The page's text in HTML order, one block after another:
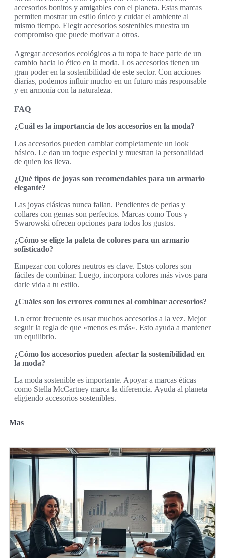
accesorios bonitos y amigables con el planeta. Estas marcas
permiten mostrar un estilo único y cuidar el ambiente al
mismo tiempo. Elegir accesorios sostenibles muestra un
compromiso que puede motivar a otros.
Agregar accesorios ecológicos a tu ropa te hace parte de un
cambio hacia lo ético en la moda. Los accesorios tienen un
gran poder en la sostenibilidad de este sector. Con acciones
diarias, podemos influir mucho en un futuro más responsable
y en armonía con la naturaleza.
FAQ
¿Cuál es la importancia de los accesorios en la moda?
Los accesorios pueden cambiar completamente un look
básico. Le dan un toque especial y muestran la personalidad
de quien los lleva.
¿Qué tipos de joyas son recomendables para un armario
elegante?
Las joyas clásicas nunca fallan. Pendientes de perlas y
collares con gemas son perfectos. Marcas como Tous y
Swarowski ofrecen opciones para todos los gustos.
¿Cómo se elige la paleta de colores para un armario
sofisticado?
Empezar con colores neutros es clave. Estos colores son
fáciles de combinar. Luego, incorpora colores más vivos para
darle vida a tu estilo.
¿Cuáles son los errores comunes al combinar accesorios?
Un error frecuente es usar muchos accesorios a la vez. Mejor
seguir la regla de que «menos es más». Esto ayuda a mantener
un equilibrio.
¿Cómo los accesorios pueden afectar la sostenibilidad en
la moda?
La moda sostenible es importante. Apoyar a marcas éticas
como Stella McCartney marca la diferencia. Ayuda al planeta
eligiendo accesorios sostenibles.
Mas